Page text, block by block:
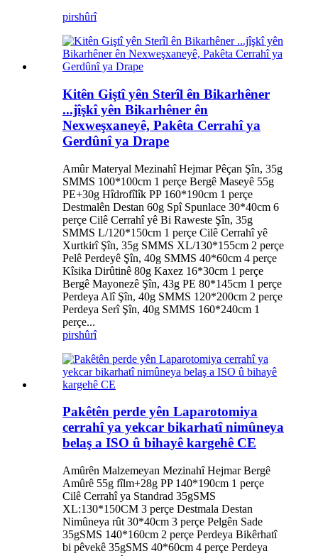
pirshûrî
Kitên Giştî yên Sterîl ên Bikarhêner
...jîşkî yên Bikarhêner ên
Nexweşxaneyê, Pakêta Cerrahî ya
Gerdûnî ya Drape
Amûr Materyal Mezinahî Hejmar Pêçan Şîn, 35g
SMMS 100*100cm 1 perçe Bergê Maseyê 55g
PE+30g Hîdrofîlîk PP 160*190cm 1 perçe
Destmalên Destan 60g Spî Spunlace 30*40cm 6
perçe Cilê Cerrahî yê Bi Raweste Şîn, 35g
SMMS L/120*150cm 1 perçe Cilê Cerrahî yê
Xurtkirî Şîn, 35g SMMS XL/130*155cm 2 perçe
Pelê Perdeyê Şîn, 40g SMMS 40*60cm 4 perçe
Kîsika Dirûtinê 80g Kaxez 16*30cm 1 perçe
Bergê Mayonezê Şîn, 43g PE 80*145cm 1 perçe
Perdeya Alî Şîn, 40g SMMS 120*200cm 2 perçe
Perdeya Serî Şîn, 40g SMMS 160*240cm 1
perçe...
pirshûrî
Pakêtên perde yên Laparotomiya
cerrahî ya yekcar bikarhatî nimûneya
belaş a ISO û bihayê kargehê CE
Amûrên Malzemeyan Mezinahî Hejmar Bergê
Amûrê 55g fîlm+28g PP 140*190cm 1 perçe
Cilê Cerrahî ya Standrad 35gSMS
XL:130*150CM 3 perçe Destmala Destan
Nimûneya rût 30*40cm 3 perçe Pelgên Sade
35gSMS 140*160cm 2 perçe Perdeya Bikêrhatî
bi pêvekê 35gSMS 40*60cm 4 perçe Perdeya